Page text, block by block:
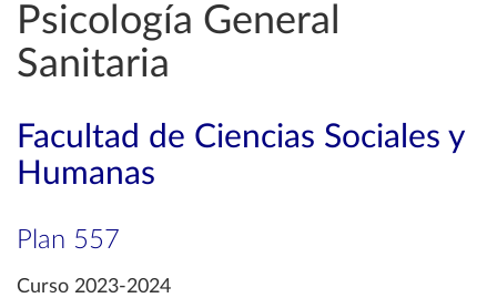
Psicología General
Sanitaria
Facultad de Ciencias Sociales y
Humanas
Plan 557
Curso 2023-2024